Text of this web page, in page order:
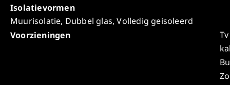
Isolatievormen
Muurisolatie, Dubbel glas, Volledig geisoleerd
Voorzieningen
Tv